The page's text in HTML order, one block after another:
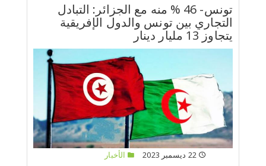
تونس- 46 % منه مع الجزائر: التبادل
التجاري بين تونس والدول الإفريقية
يتجاوز 13 مليار دينار
22 ديسمبر 2023
الأخبار